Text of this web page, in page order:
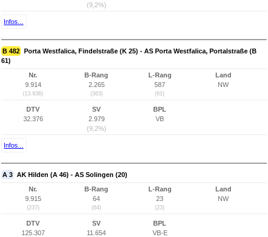
(9,2%)
Infos...
B 482 Porta Westfalica, Findelstraße (K 25) - AS Porta Westfalica, Portalstraße (B
61)
Nr.
9.914
(13.936)
B-Rang
2.265
(363)
L-Rang
587
(61)
Land
NW
DTV
32.376
SV
2.979
(9,2%)
BPL
VB
Infos...
A 3 AK Hilden (A 46) - AS Solingen (20)
Nr.
9.915
(237)
B-Rang
64
(64)
L-Rang
23
(23)
Land
NW
DTV
125.307
SV
11.654
BPL
VB-E